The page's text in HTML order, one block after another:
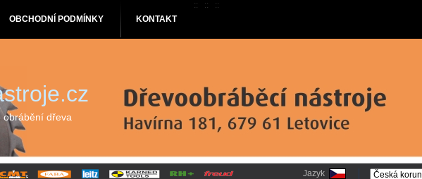
::
::
OBCHODNÍ PODMÍNKY
::
KONTAKT
obrábění dřeva
Jazyk